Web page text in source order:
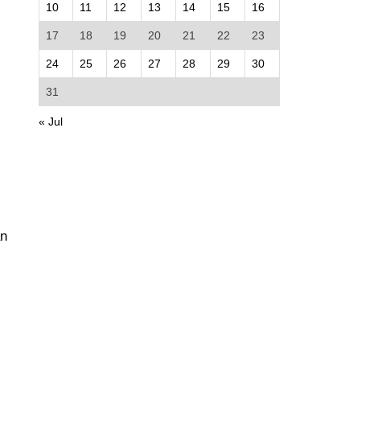
10 11 12 13 14 15 16
17 18 19 20 21 22 23
24 25 26 27 28 29 30
31
« Jul